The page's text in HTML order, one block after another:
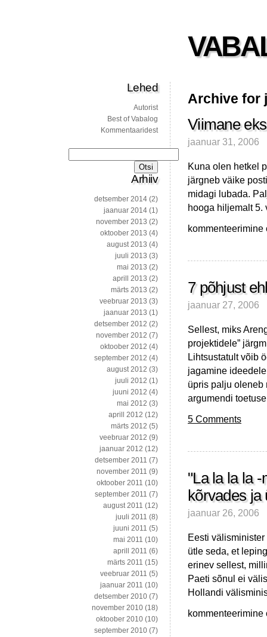
Archive for
Viimane
jaanuar 31, 2006
Kuna olen hetkel
järgneb väike
midagi lubada.
hooga hiljemalt 5.
Viimane
ajaks
7 põhjust
jaanuar 27, 2006
Sellest, miks
projektidele”
Lihtsustatult võib
jagamine
üpris palju oleneb
argumendi
5 Comments
"La la la la
kõrvades ja
jaanuar 26, 2006
Eesti
ütle seda, et
erinev sellest,
Paeti sõnul ei
Hollandi
"La
Lehed
Autorist
Best of Vabalog
Kommentaaridest
Arhiiv
detsember 2014 (2)
jaanuar 2014 (1)
november 2013 (2)
oktoober 2013 (4)
august 2013 (4)
juuli 2013 (3)
mai 2013 (2)
aprill 2013 (2)
märts 2013 (2)
veebruar 2013 (3)
jaanuar 2013 (1)
detsember 2012 (2)
november 2012 (7)
oktoober 2012 (4)
september 2012 (4)
august 2012 (3)
juuli 2012 (1)
juuni 2012 (4)
mai 2012 (3)
aprill 2012 (12)
märts 2012 (5)
veebruar 2012 (9)
jaanuar 2012 (12)
detsember 2011 (7)
november 2011 (9)
oktoober 2011 (10)
september 2011 (7)
august 2011 (12)
juuli 2011 (8)
juuni 2011 (5)
mai 2011 (10)
aprill 2011 (6)
märts 2011 (15)
veebruar 2011 (5)
jaanuar 2011 (10)
detsember 2010 (7)
november 2010 (18)
oktoober 2010 (10)
september 2010 (7)